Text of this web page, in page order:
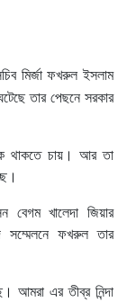
মির্জা ফখরুল ইসলাম
তার পেছনে সরকার
থাকতে চায়। আর তা
বেগম খালেদা জিয়ার
সম্মেলনে ফখরুল তার
আমরা এর তীব্র নিন্দা